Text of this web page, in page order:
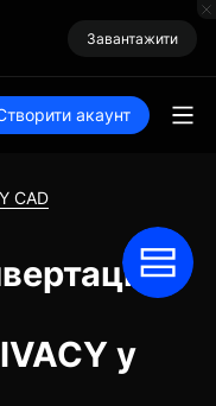
Завантажити
акаунт
CAD
у